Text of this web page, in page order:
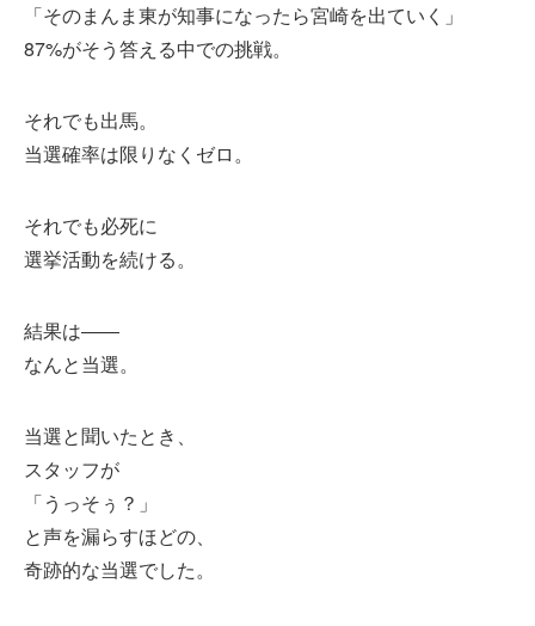
「そのまんま東が知事になったら宮崎を出ていく」
87%がそう答える中での挑戦。
それでも出馬。
当選確率は限りなくゼロ。
それでも必死に
選挙活動を続ける。
結果は――
なんと当選。
当選と聞いたとき、
スタッフが
「うっそぅ？」
と声を漏らすほどの、
奇跡的な当選でした。